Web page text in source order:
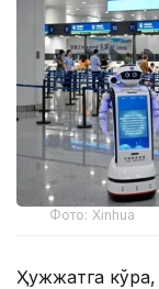
Фото: Xinhua
Ҳужжатга